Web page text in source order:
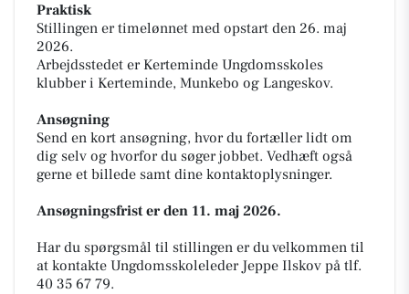
Praktisk
Stillingen er timelønnet med opstart den 26. maj
2026.
Arbejdsstedet er Kerteminde Ungdomsskoles
klubber i Kerteminde, Munkebo og Langeskov.
Ansøgning
Send en kort ansøgning, hvor du fortæller lidt om
dig selv og hvorfor du søger jobbet. Vedhæft også
gerne et billede samt dine kontaktoplysninger.
Ansøgningsfrist er den 11. maj 2026.
Har du spørgsmål til stillingen er du velkommen til
at kontakte Ungdomsskoleleder Jeppe Ilskov på tlf.
40 35 67 79.